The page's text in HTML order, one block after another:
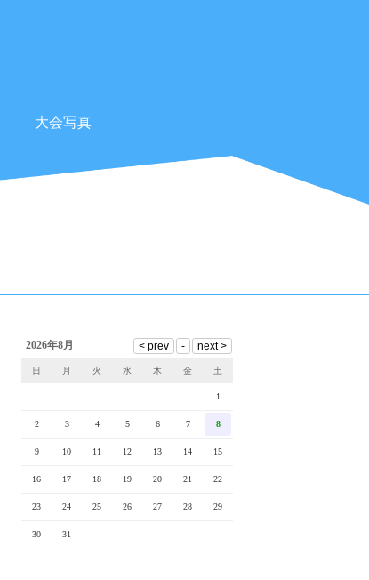
大会写真
2026年8月
日 月 火 水 木 金 土
1
2 3 4 5 6 7 8
9 10 11 12 13 14 15
16 17 18 19 20 21 22
23 24 25 26 27 28 29
30 31